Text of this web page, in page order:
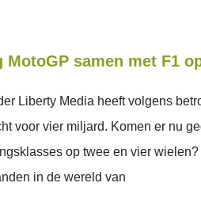
MotoGP samen met F1
Liberty Media heeft volgens
voor vier miljard. Komen er nu
op twee en vier
in de wereld van